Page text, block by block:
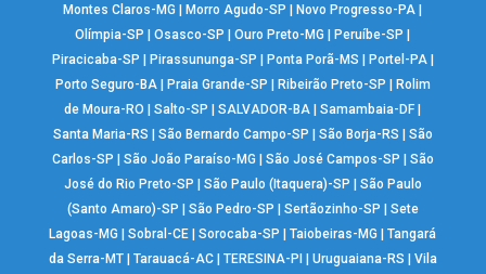
Montes Claros-MG |Morro Agudo-SP |Novo Progresso-PA |
Olímpia-SP |Osasco-SP |Ouro Preto-MG |Peruíbe-SP |
Piracicaba-SP | Pirassununga-SP | Ponta Porã-MS | Portel-PA|
Porto Seguro-BA| Praia Grande-SP | Ribeirão Preto-SP | Rolim
de Moura-RO |Salto-SP |SALVADOR-BA |Samambaia-DF |
Santa Maria-RS | São Bernardo Campo-SP | São Borja-RS | São
Carlos-SP | São João Paraíso-MG | São José Campos-SP | São
José do Rio Preto-SP | São Paulo (Itaquera)-SP | São Paulo
(Santo Amaro)-SP | São Pedro-SP | Sertãozinho-SP | Sete
Lagoas-MG |Sobral-CE |Sorocaba-SP |Taiobeiras-MG |Tangará
da Serra-MT| Tarauacá-AC| TERESINA-PI | Uruguaiana-RS | Vila